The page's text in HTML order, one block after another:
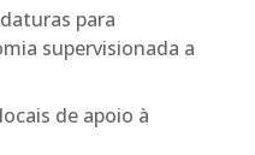
para
supervisionada a
de apoio à